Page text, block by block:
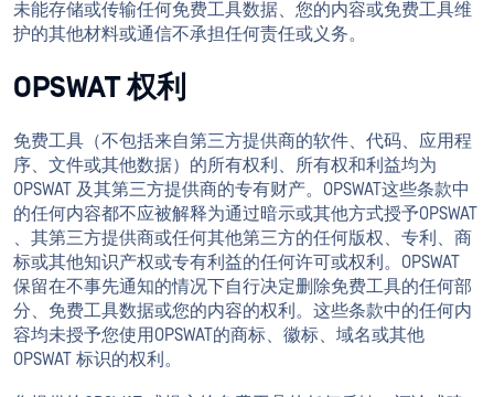
未能存储或传输任何免费工具数据、您的内容或免费工具维
护的其他材料或通信不承担任何责任或义务。
OPSWAT 权利
免费工具（不包括来自第三方提供商的软件、代码、应用程
序、文件或其他数据）的所有权利、所有权和利益均为
OPSWAT 及其第三方提供商的专有财产。OPSWAT这些条款中
的任何内容都不应被解释为通过暗示或其他方式授予OPSWAT
、其第三方提供商或任何其他第三方的任何版权、专利、商
标或其他知识产权或专有利益的任何许可或权利。OPSWAT
保留在不事先通知的情况下自行决定删除免费工具的任何部
分、免费工具数据或您的内容的权利。这些条款中的任何内
容均未授予您使用OPSWAT的商标、徽标、域名或其他
OPSWAT 标识的权利。